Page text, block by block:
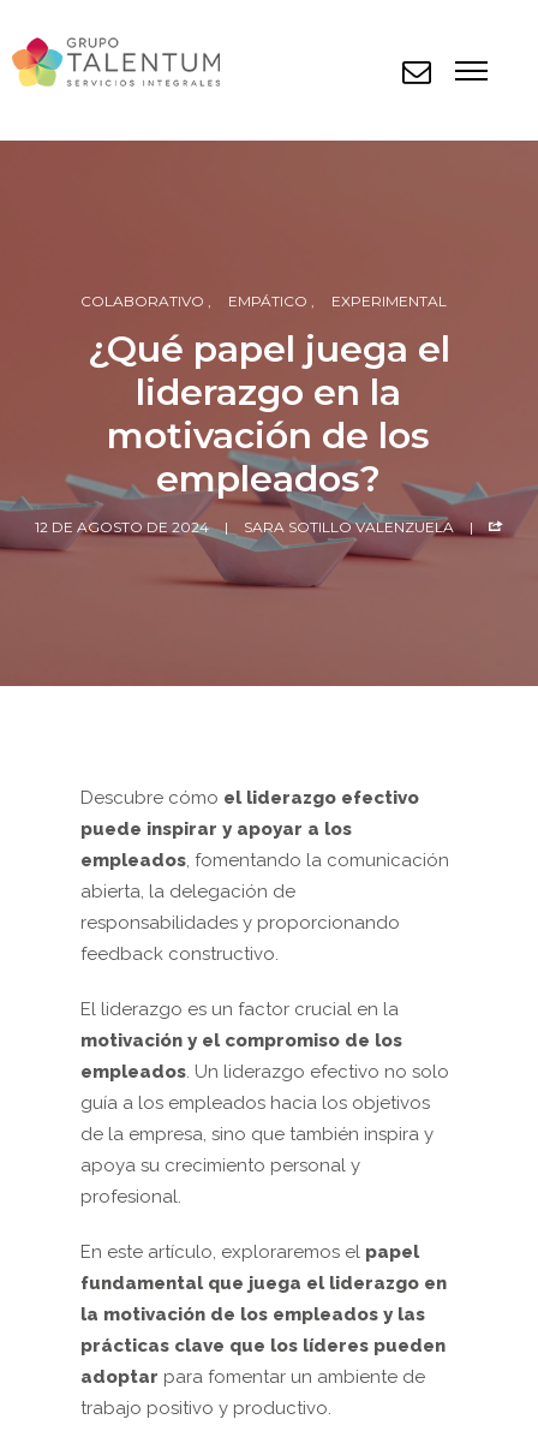
COLABORATIVO EMPÁTICO EXPERIMENTAL
¿Qué papel juega el
liderazgo en la
motivación de los
empleados?
12 DE AGOSTO DE 2024 SARA SOTILLO VALENZUELA
Descubre cómo el liderazgo efectivo
puede inspirar y apoyar a los
empleados, fomentando la comunicación
abierta, la delegación de
responsabilidades y proporcionando
feedback constructivo.
El liderazgo es un factor crucial en la
motivación y el compromiso de los
empleados. Un liderazgo efectivo no solo
guía a los empleados hacia los objetivos
de la empresa, sino que también inspira y
apoya su crecimiento personal y
profesional.
En este artículo, exploraremos el papel
fundamental que juega el liderazgo en
la motivación de los empleados y las
prácticas clave que los líderes pueden
adoptar para fomentar un ambiente de
trabajo positivo y productivo.